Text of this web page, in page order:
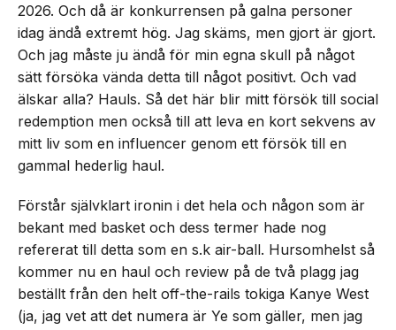
2026. Och då är konkurrensen på galna personer
idag ändå extremt hög. Jag skäms, men gjort är gjort.
Och jag måste ju ändå för min egna skull på något
sätt försöka vända detta till något positivt. Och vad
älskar alla? Hauls. Så det här blir mitt försök till social
redemption men också till att leva en kort sekvens av
mitt liv som en influencer genom ett försök till en
gammal hederlig haul.
Förstår självklart ironin i det hela och någon som är
bekant med basket och dess termer hade nog
refererat till detta som en s.k air-ball. Hursomhelst så
kommer nu en haul och review på de två plagg jag
beställt från den helt off-the-rails tokiga Kanye West
(ja, jag vet att det numera är Ye som gäller, men jag